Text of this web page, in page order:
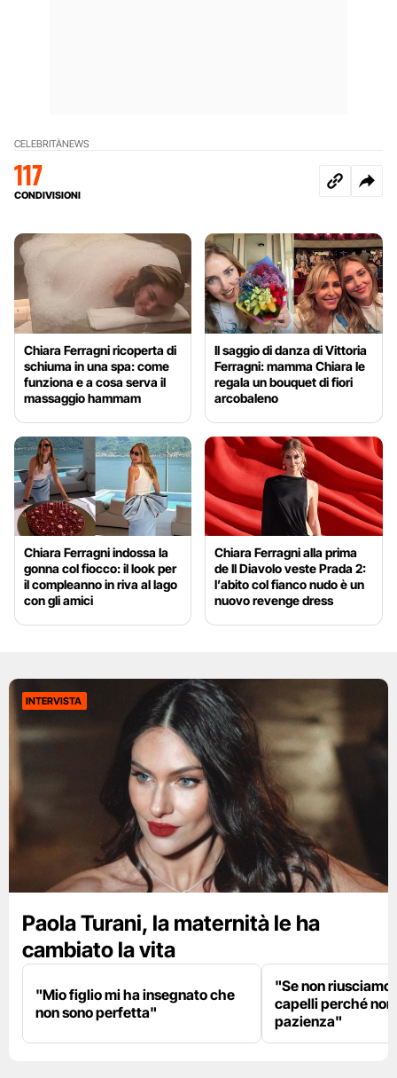
CELEBRITÀNEWS
117
CONDIVISIONI
Chiara Ferragni ricoperta di
schiuma in una spa: come
funziona e a cosa serva il
massaggio hammam
Il saggio di danza di Vittoria
Ferragni: mamma Chiara le
regala un bouquet di fiori
arcobaleno
Chiara Ferragni indossa la
gonna col fiocco: il look per
il compleanno in riva al lago
con gli amici
Chiara Ferragni alla prima
de Il Diavolo veste Prada 2:
l’abito col fianco nudo è un
nuovo revenge dress
INTERVISTA
Paola Turani, la maternità le ha
cambiato la vita
"Mio figlio mi ha insegnato che
non sono perfetta"
"Se non riusciamo
capelli perché
pazienza"